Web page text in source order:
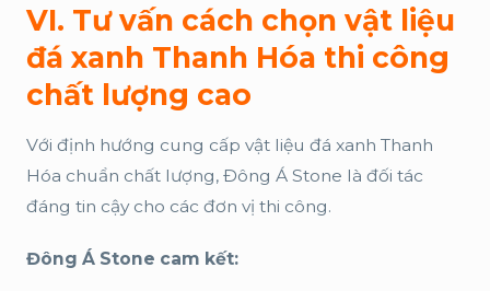
VI. Tư vấn cách chọn vật liệu
đá xanh Thanh Hóa thi công
chất lượng cao
Với định hướng cung cấp vật liệu đá xanh Thanh
Hóa chuẩn chất lượng, Đông Á Stone là đối tác
đáng tin cậy cho các đơn vị thi công.
Đông Á Stone cam kết: